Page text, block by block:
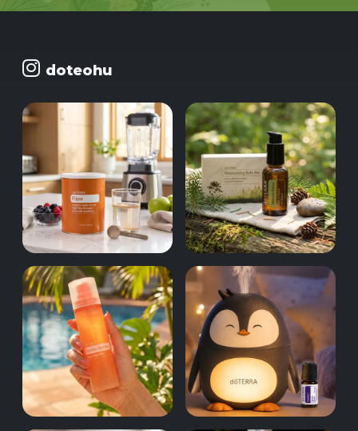
doteohu